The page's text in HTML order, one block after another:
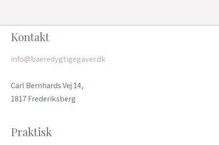
Kontakt
info@baeredygtigegaver.dk
Carl Bernhards Vej 14,
1817 Frederiksberg
Praktisk